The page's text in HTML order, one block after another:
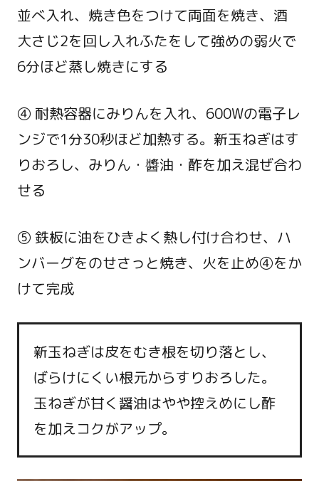
並べ入れ、焼き色をつけて両面を焼き、酒
大さじ2を回し入れふたをして強めの弱火で
6分ほど蒸し焼きにする
④ 耐熱容器にみりんを入れ、600Wの電子レ
ンジで1分30秒ほど加熱する。新玉ねぎはす
りおろし、みりん・醬油・酢を加え混ぜ合わ
せる
⑤ 鉄板に油をひきよく熱し付け合わせ、ハ
ンバーグをのせさっと焼き、火を止め④をか
けて完成
新玉ねぎは皮をむき根を切り落とし、
ばらけにくい根元からすりおろした。
玉ねぎが甘く醤油はやや控えめにし酢
を加えコクがアップ。